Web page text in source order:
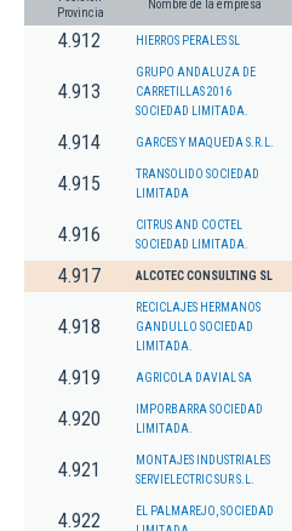
Provincia
Nombre de la empresa
4.912 HIERROS PERALES SL
4.913
GRUPO ANDALUZA DE
CARRETILLAS 2016
SOCIEDAD LIMITADA.
4.914 GARCES Y MAQUEDA S.R.L.
4.915
TRANSOLIDO SOCIEDAD
LIMITADA
4.916
CITRUS AND COCTEL
SOCIEDAD LIMITADA.
4.917 ALCOTEC CONSULTING SL
4.918
RECICLAJES HERMANOS
GANDULLO SOCIEDAD
LIMITADA.
4.919 AGRICOLA DAVIAL SA
4.920
IMPORBARRA SOCIEDAD
LIMITADA.
4.921
MONTAJES INDUSTRIALES
SERVIELECTRIC SUR S.L.
4.922
EL PALMAREJO, SOCIEDAD